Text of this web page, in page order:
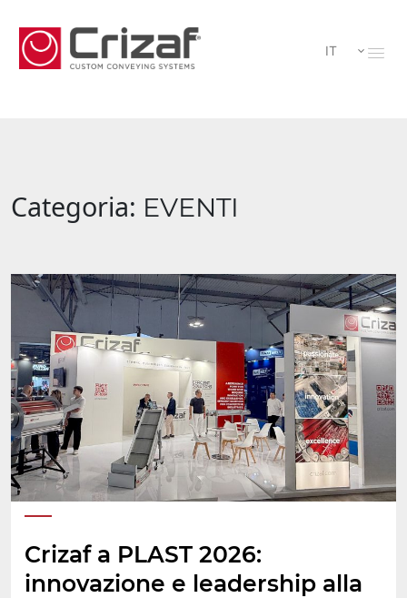
IT
Categoria: EVENTI
Crizaf a PLAST 2026:
innovazione e leadership alla